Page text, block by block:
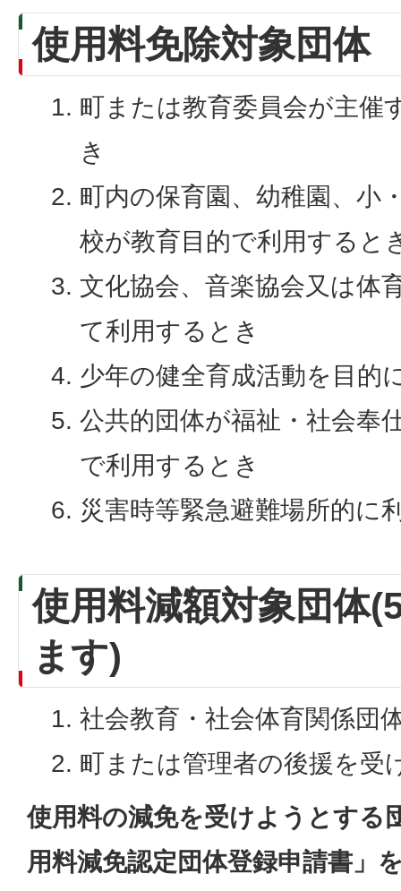
使用料免除対象団体
町または教育委員会が主催
き
町内の保育園、幼稚園、小
校が教育目的で利用すると
文化協会、音楽協会又は体
て利用するとき
少年の健全育成活動を目的
公共的団体が福祉・社会奉
で利用するとき
災害時等緊急避難場所的に
使用料減額対象団体
ます)
社会教育・社会体育関係団
町または管理者の後援を受
使用料の減免を受けようとする
用料減免認定団体登録申請書」